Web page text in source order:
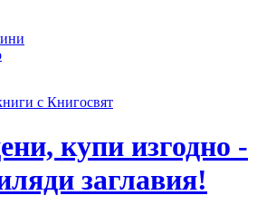
купи изгодно -
заглавия!